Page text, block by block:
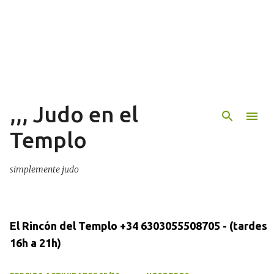
,,, Judo en el
Templo
simplemente judo
El Rincón del Templo +34 6303055508705 - (tardes
16h a 21h)